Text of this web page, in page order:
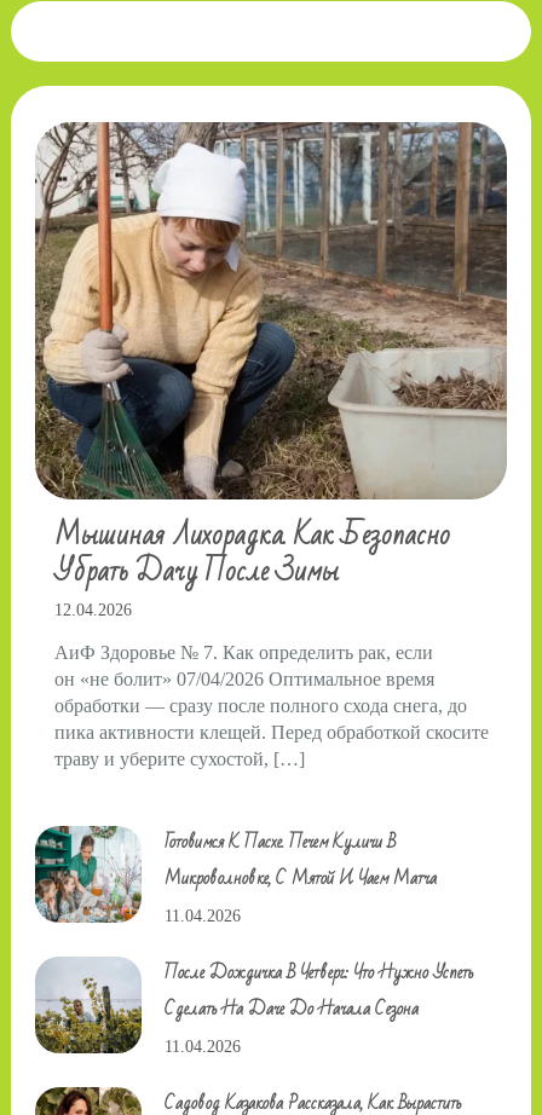
Мышиная Лихорадка. Как Безопасно
Убрать Дачу После Зимы
12.04.2026
АиФ Здоровье № 7. Как определить рак, если
он «не болит» 07/04/2026 Оптимальное время
обработки — сразу после полного схода снега, до
пика активности клещей. Перед обработкой скосите
траву и уберите сухостой, […]
Готовимся К Пасхе. Печем Куличи В
Микроволновке, С Мятой И Чаем Матча
11.04.2026
После Дождичка В Четверг: Что Нужно Успеть
Сделать На Даче До Начала Сезона
11.04.2026
Садовод Казакова Рассказала, Как Вырастить